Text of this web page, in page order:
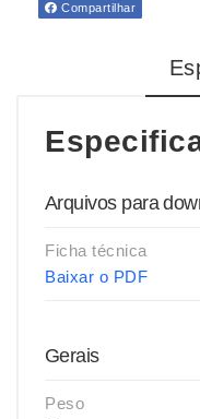
Compartilhar
Arquivos para
Ficha técnica
Baixar o PDF
Gerais
Peso